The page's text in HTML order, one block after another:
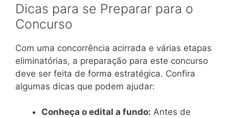
Dicas para se Preparar para o
Concurso
Com uma concorrência acirrada e várias etapas
eliminatórias, a preparação para este concurso
deve ser feita de forma estratégica. Confira
algumas dicas que podem ajudar:
Conheça o edital a fundo: Antes de